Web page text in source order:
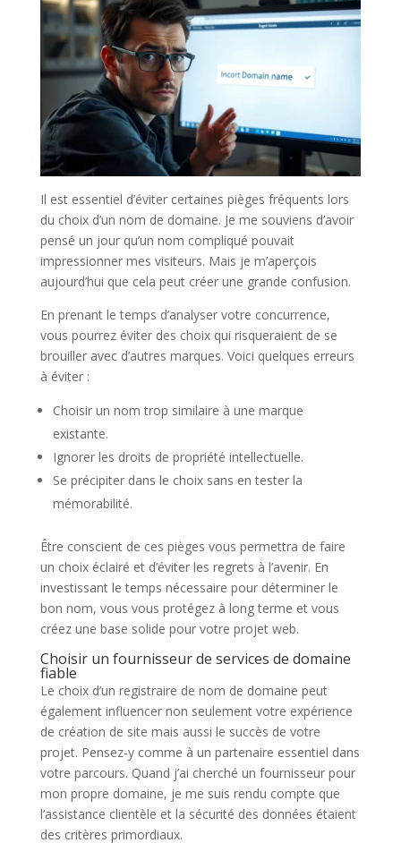
Il est essentiel d’éviter certaines pièges fréquents lors
du choix d’un nom de domaine. Je me souviens d’avoir
pensé un jour qu’un nom compliqué pouvait
impressionner mes visiteurs. Mais je m’aperçois
aujourd’hui que cela peut créer une grande confusion.
En prenant le temps d’analyser votre concurrence,
vous pourrez éviter des choix qui risqueraient de se
brouiller avec d’autres marques. Voici quelques erreurs
à éviter :
Choisir un nom trop similaire à une marque
existante.
Ignorer les droits de propriété intellectuelle.
Se précipiter dans le choix sans en tester la
mémorabilité.
Être conscient de ces pièges vous permettra de faire
un choix éclairé et d’éviter les regrets à l’avenir. En
investissant le temps nécessaire pour déterminer le
bon nom, vous vous protégez à long terme et vous
créez une base solide pour votre projet web.
Choisir un fournisseur de services de domaine
fiable
Le choix d’un registraire de nom de domaine peut
également influencer non seulement votre expérience
de création de site mais aussi le succès de votre
projet. Pensez-y comme à un partenaire essentiel dans
votre parcours. Quand j’ai cherché un fournisseur pour
mon propre domaine, je me suis rendu compte que
l’assistance clientèle et la sécurité des données étaient
des critères primordiaux.